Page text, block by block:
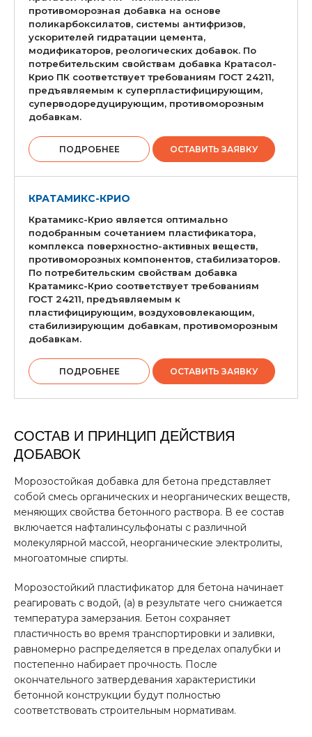
противоморозная добавка на основе
поликарбоксилатов, системы антифризов,
ускорителей гидратации цемента,
модификаторов, реологических добавок. По
потребительским свойствам добавка Кратасол-
Крио ПК соответствует требованиям ГОСТ 24211,
предъявляемым к суперпластифицирующим,
суперводоредуцирующим, противоморозным
добавкам.
ПОДРОБНЕЕ ОСТАВИТЬ ЗАЯВКУ
КРАТАМИКС-КРИО
Кратамикс-Крио является оптимально
подобранным сочетанием пластификатора,
комплекса поверхностно-активных веществ,
противоморозных компонентов, стабилизаторов.
По потребительским свойствам добавка
Кратамикс-Крио соответствует требованиям
ГОСТ 24211, предъявляемым к
пластифицирующим, воздухововлекающим,
стабилизирующим добавкам, противоморозным
добавкам.
ПОДРОБНЕЕ ОСТАВИТЬ ЗАЯВКУ
СОСТАВ И ПРИНЦИП ДЕЙСТВИЯ
ДОБАВОК
Морозостойкая добавка для бетона представляет
собой смесь органических и неорганических веществ,
меняющих свойства бетонного раствора. В ее состав
включается нафталинсульфонаты с различной
молекулярной массой, неорганические электролиты,
многоатомные спирты.
Морозостойкий пластификатор для бетона начинает
реагировать с водой, (а) в результате чего снижается
температура замерзания. Бетон сохраняет
пластичность во время транспортировки и заливки,
равномерно распределяется в пределах опалубки и
постепенно набирает прочность. После
окончательного затвердевания характеристики
бетонной конструкции будут полностью
соответствовать строительным нормативам.